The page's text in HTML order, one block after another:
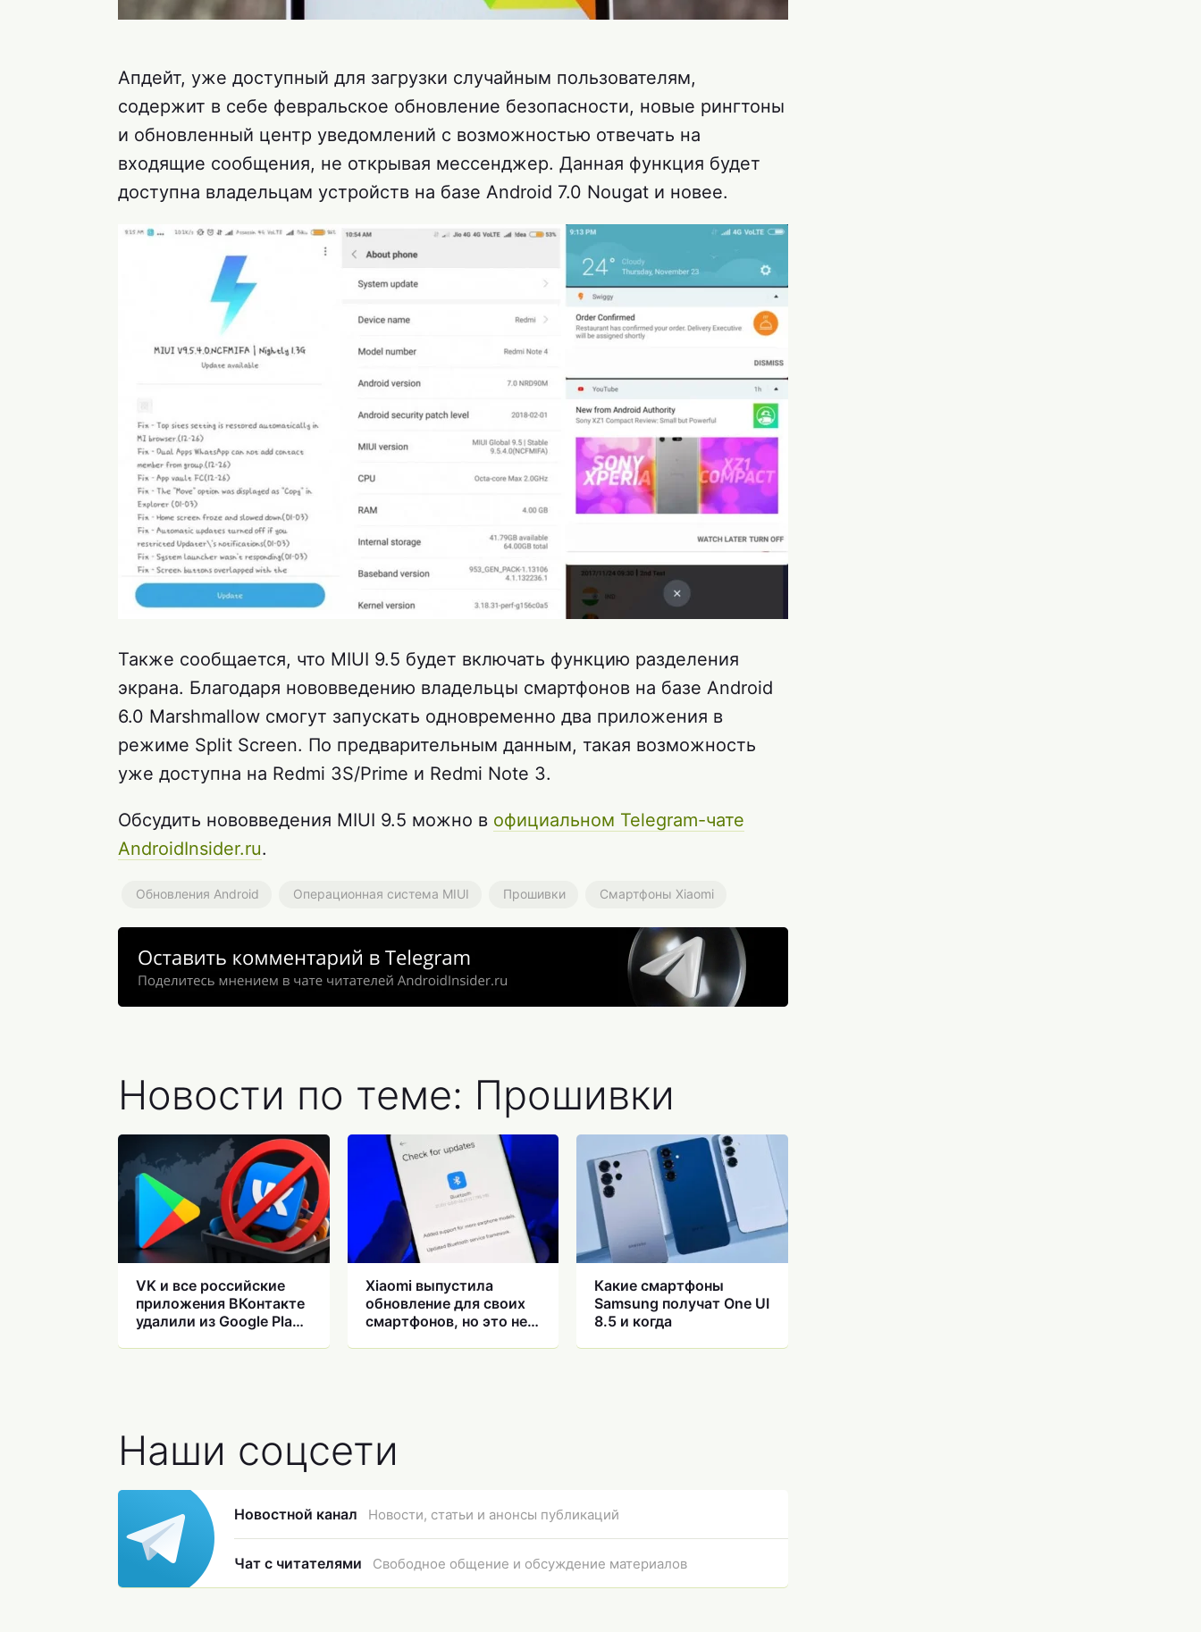
Апдейт, уже доступный для загрузки случайным пользователям,
содержит в себе февральское обновление безопасности, новые рингтоны
и обновленный центр уведомлений с возможностью отвечать на
входящие сообщения, не открывая мессенджер. Данная функция будет
доступна владельцам устройств на базе Android 7.0 Nougat и новее.
Также сообщается, что MIUI 9.5 будет включать функцию разделения
экрана. Благодаря нововведению владельцы смартфонов на базе Android
6.0 Marshmallow смогут запускать одновременно два приложения в
режиме Split Screen. По предварительным данным, такая возможность
уже доступна на Redmi 3S/Prime и Redmi Note 3.
Обсудить нововведения MIUI 9.5 можно в официальном Telegram-чате
AndroidInsider.ru.
Обновления Android Операционная система MIUI Прошивки Смартфоны Xiaomi
Новости по теме: Прошивки
VK и все российские
приложения ВКонтакте
удалили из Google Play
Xiaomi выпустила
обновление для своих
смартфонов, но это не
Какие смартфоны
Samsung получат One UI
8.5 и когда
Наши соцсети
Новостной канал Новости, статьи и анонсы публикаций
Чат с читателями Свободное общение и обсуждение материалов